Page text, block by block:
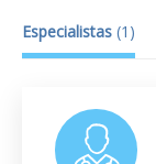
Especialistas (1 )